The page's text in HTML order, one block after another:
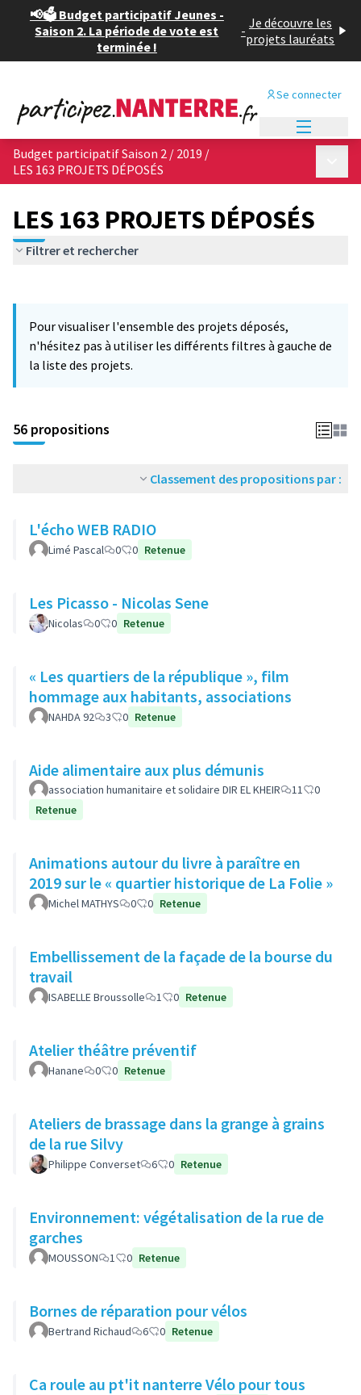
📢🗳️ Budget participatif Jeunes -
Saison 2. La période de vote est
terminée !
- Je découvre les
projets lauréats
Se connecter
Budget participatif Saison 2 / 2019 /
LES 163 PROJETS DÉPOSÉS
LES 163 PROJETS DÉPOSÉS
Filtrer et rechercher
−
Pour visualiser l'ensemble des projets déposés,
n'hésitez pas à utiliser les différents filtres à gauche de
la liste des projets.
56 propositions
Classement des propositions par :
L'écho WEB RADIO
Limé Pascal 0 0 Retenue
Les Picasso - Nicolas Sene
Nicolas 0 0 Retenue
« Les quartiers de la république », film
hommage aux habitants, associations
NAHDA 92 3 0 Retenue
Aide alimentaire aux plus démunis
association humanitaire et solidaire DIR EL KHEIR 11
0
Retenue
Animations autour du livre à paraître en
2019 sur le « quartier historique de La Folie »
Michel MATHYS 0 0 Retenue
Embellissement de la façade de la bourse du
travail
ISABELLE Broussolle 1 0 Retenue
Atelier théâtre préventif
Hanane 0 0 Retenue
Ateliers de brassage dans la grange à grains
de la rue Silvy
Philippe Converset 6 0 Retenue
Environnement: végétalisation de la rue de
garches
MOUSSON 1 0 Retenue
Bornes de réparation pour vélos
Bertrand Richaud 6 0 Retenue
Ca roule au pt'it nanterre Vélo pour tous